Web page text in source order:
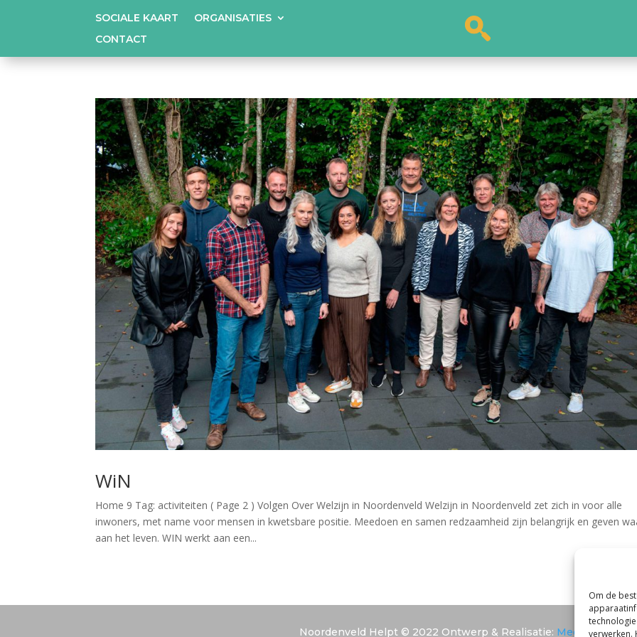
Om de
verwerken.
SOCIALE KAART
ORGANISATIES
CONTACT
WiN
Home 9 Tag: activiteiten ( Page 2 ) Volgen Over Welzijn in Noordenveld Welzijn in Noordenveld zet zich in voor alle
inwoners, met name voor mensen in kwetsbare positie. Meedoen en samen redzaamheid zijn belangrijk en geven
aan het leven. WIN werkt aan een...
Noordenveld Helpt © 2022 Ontwerp & Realisatie: Media Totaal